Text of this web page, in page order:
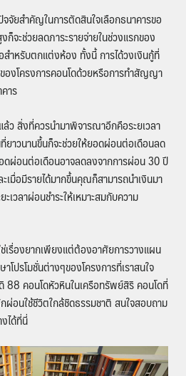
จัยสำคัญในการตัดสินใจเลือกธนาคารขอ
ก็จะช่วยลดภาระรายจ่ายในช่วงแรกของ
สำหรับตกแต่งห้อง ทั้งนี้ การได้วงเงินกู้ที่
องโครงการคอนโดด้วยหรือการทำสัญญา
าร
ว สิ่งที่ควรนำมาพิจารณาอีกคือระยเวลา
ยาวนานขึ้นก็จะช่วยให้ยอดผ่อนต่อเดือนลด
ผ่อนต่อเดือนอาจลดลงจากการผ่อน 30 ปี
มื่อมีรายได้มากขึ้นคุณก็สามารถนำเงินมา
เวลาผ่อนชำระให้เหมาะสมกับความ
ช่เรื่องยากเพียงแต่ต้องอาศัยการวางแผน
โปรโมชั่นต่างๆของโครงการที่เราสนใจ
88 คอนโดหัวหินในเครือทรัพย์สิริ คอนโดที่
อนใช้ชีวิตใกล้ชิดธรรมชาติ สนใจสอบถาม
ได้ที่นี่